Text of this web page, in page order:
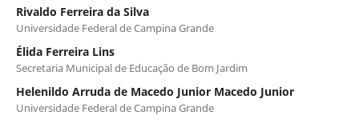
Rivaldo Ferreira da Silva
Universidade Federal de Campina Grande
Élida Ferreira Lins
Secretaria Municipal de Educação de Bom Jardim
Helenildo Arruda de Macedo Junior Macedo Junior
Universidade Federal de Campina Grande